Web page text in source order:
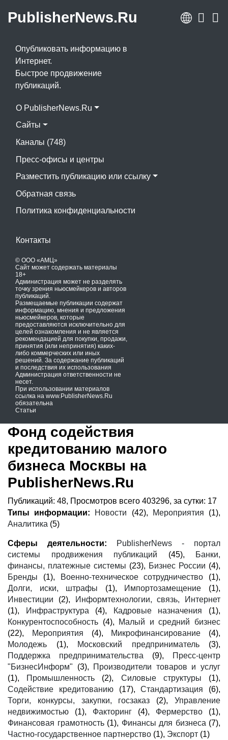
PublisherNews.Ru
Опубликовать информацию в
Интернет.
Быстрое продвижение
публикаций.
О PublisherNews.Ru
Сайты
Каналы (748)
Пресс-офисы и центры
Разместить публикацию или ссылку
Обратная связь
Политика конфиденциальности
Контакты
© ООО «АМЦ»
Сайт может содержать материалы
18+
Администрация может не разделять
точку зрения ньюсмейкеров и авторов
публикаций.
Размещаемые публикации содержат
информацию, мнения и предложения
ньюсмейкеров, которые
предоставляются исключительно для
целей ознакомления и не является
рекомендацией для покупки, продажи,
принятия (или непринятия) каких-
либо коммерческих или иных
решений. За содержание публикаций
и последствия их использования
Администрация ответственности не
несет.
При использовании материалов
ссылка на www.PublisherNews.Ru
обязательна
Статьи
Фонд содействия
кредитованию малого
бизнеса Москвы на
PublisherNews.Ru
Публикаций: 48, Просмотров всего 403296, за сутки: 17
Типы информации:
Новости (42), Мероприятия (1),
Аналитика (5)
Сферы деятельности:
PublisherNews - портал
системы продвижения публикаций (45),
Банки,
финансы, платежные системы (23), Бизнес России (4),
Бренды (1), Военно-техническое сотрудничество (1),
Долги, иски, штрафы (1), Импортозамещение (1),
Инвестиции (2),
Информтехнологии, связь, Интернет
(1),
Инфраструктура (4), Кадровые назначения (1),
Конкурентоспособность (4),
Малый и средний бизнес
(22),
Мероприятия (4), Микрофинансирование (4),
Молодежь (1), Московский предприниматель(3),
Поддержка предпринимательства (9),
Пресс-центр
"БизнесИнформ" (3),
Производители товаров и услуг
(1),
Промышленность (2), Силовые структуры (1),
Содействие кредитованию(17),Стандартизация (6),
Торги, конкурсы, закупки, госзаказ (2),Управление
недвижимостью (1), Факторинг (4), Фермерство (1),
Финансовая грамотность(1), Финансы для бизнеса (7),
Частно-государственное партнерство (1), Экспорт (1)